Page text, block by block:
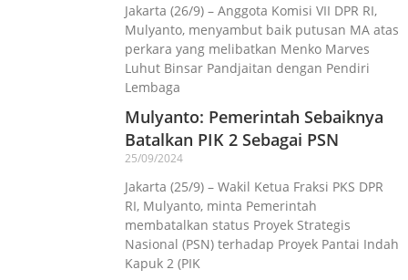
Jakarta (26/9) – Anggota Komisi VII DPR RI,
Mulyanto, menyambut baik putusan MA atas
perkara yang melibatkan Menko Marves
Luhut Binsar Pandjaitan dengan Pendiri
Lembaga
Mulyanto: Pemerintah Sebaiknya
Batalkan PIK 2 Sebagai PSN
25/09/2024
Jakarta (25/9) – Wakil Ketua Fraksi PKS DPR
RI, Mulyanto, minta Pemerintah
membatalkan status Proyek Strategis
Nasional (PSN) terhadap Proyek Pantai Indah
Kapuk 2 (PIK